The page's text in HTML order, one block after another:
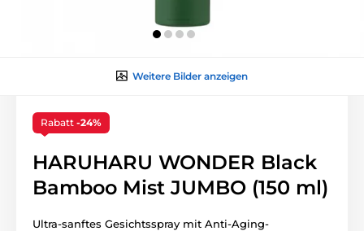
Weitere Bilder anzeigen
Rabatt -24%
HARUHARU WONDER Black
Bamboo Mist JUMBO (150 ml)
Ultra-sanftes Gesichtsspray mit Anti-Aging-